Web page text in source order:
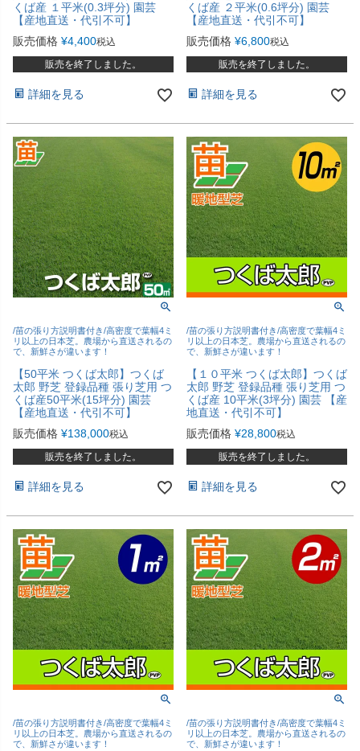
くば産 １平米(0.3坪分) 園芸
【産地直送・代引不可】
販売価格 ¥4,400税込
販売を終了しました。
詳細を見る
くば産 ２平米(0.6坪分) 園芸
【産地直送・代引不可】
販売価格 ¥6,800税込
販売を終了しました。
詳細を見る
/苗の張り方説明書付き/高密度で葉幅4ミ
リ以上の日本芝。農場から直送されるの
で、新鮮さが違います！
【50平米 つくば太郎】つくば
太郎 野芝 登録品種 張り芝用 つ
くば産50平米(15坪分) 園芸
【産地直送・代引不可】
販売価格 ¥138,000税込
販売を終了しました。
詳細を見る
/苗の張り方説明書付き/高密度で葉幅4ミ
リ以上の日本芝。農場から直送されるの
で、新鮮さが違います！
【１０平米 つくば太郎】つくば
太郎 野芝 登録品種 張り芝用 つ
くば産 10平米(3坪分) 園芸 【産
地直送・代引不可】
販売価格 ¥28,800税込
販売を終了しました。
詳細を見る
/苗の張り方説明書付き/高密度で葉幅4ミ
リ以上の日本芝。農場から直送されるの
で、新鮮さが違います！
/苗の張り方説明書付き/高密度で葉幅4ミ
リ以上の日本芝。農場から直送されるの
で、新鮮さが違います！